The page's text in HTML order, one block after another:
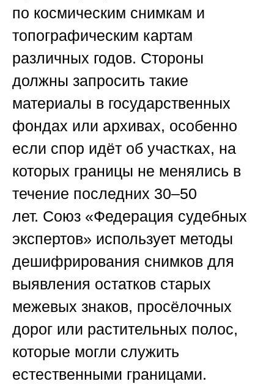
по космическим снимкам и
топографическим картам
различных годов. Стороны
должны запросить такие
материалы в государственных
фондах или архивах, особенно
если спор идёт об участках, на
которых границы не менялись в
течение последних 30–50
лет. Союз «Федерация судебных
экспертов» использует методы
дешифрирования снимков для
выявления остатков старых
межевых знаков, просёлочных
дорог или растительных полос,
которые могли служить
естественными границами.